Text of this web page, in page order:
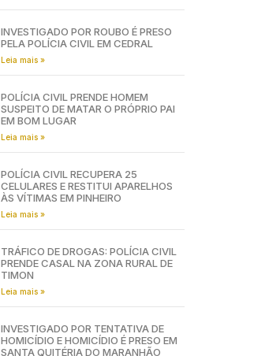
INVESTIGADO POR ROUBO É PRESO
PELA POLÍCIA CIVIL EM CEDRAL
Leia mais »
POLÍCIA CIVIL PRENDE HOMEM
SUSPEITO DE MATAR O PRÓPRIO PAI
EM BOM LUGAR
Leia mais »
POLÍCIA CIVIL RECUPERA 25
CELULARES E RESTITUI APARELHOS
ÀS VÍTIMAS EM PINHEIRO
Leia mais »
TRÁFICO DE DROGAS: POLÍCIA CIVIL
PRENDE CASAL NA ZONA RURAL DE
TIMON
Leia mais »
INVESTIGADO POR TENTATIVA DE
HOMICÍDIO E HOMICÍDIO É PRESO EM
SANTA QUITÉRIA DO MARANHÃO